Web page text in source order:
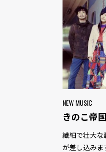
NEW MUSIC
きのこ帝
繊細で壮大な
が差し込みま